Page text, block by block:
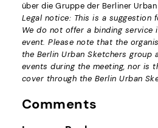
über die Gruppe der Berliner Urban
Legal notice: This is a suggestion
We do not offer a binding service
event. Please note that the
the Berlin Urban Sketchers group
events during the meeting, nor is
cover through the Berlin Urban
Comments